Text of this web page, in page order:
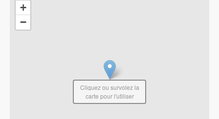
+
−
Cliquez ou survolez la
carte pour l'utiliser